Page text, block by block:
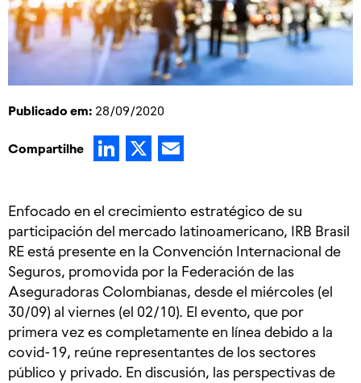
Publicado em: 28/09/2020
Compartilhe LinkedIn
X
Enfocado en el crecimiento estratégico de su
participación del mercado latinoamericano, IRB Brasil
RE está presente en la Convención Internacional de
Seguros, promovida por la Federación de las
Aseguradoras Colombianas, desde el miércoles (el
30/09) al viernes (el 02/10). El evento, que por
primera vez es completamente en línea debido a la
covid-19, reúne representantes de los sectores
público y privado. En discusión, las perspectivas de